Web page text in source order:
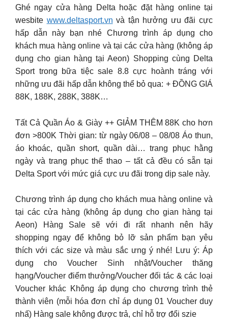
Ghé ngay cửa hàng Delta hoặc đặt hàng online tại
wesbite www.deltasport.vn và tận hưởng ưu đãi cực
hấp dẫn này bạn nhé Chương trình áp dụng cho
khách mua hàng online và tại các cửa hàng (không áp
dụng cho gian hàng tại Aeon) Shopping cùng Delta
Sport trong bữa tiệc sale 8.8 cực hoành tráng với
những ưu đãi hấp dẫn không thể bỏ qua: + ĐỒNG GIÁ
88K, 188K, 288K, 388K…
Tất Cả Quần Áo & Giày ++ GIẢM THÊM 88K cho hơn
đơn >800K Thời gian: từ ngày 06/08 – 08/08 Áo thun,
áo khoác, quần short, quần dài… trang phục hằng
ngày và trang phục thể thao – tất cả đều có sẵn tại
Delta Sport với mức giá cực ưu đãi trong dịp sale này.
Chương trình áp dụng cho khách mua hàng online và
tại các cửa hàng (không áp dụng cho gian hàng tại
Aeon) Hàng Sale sẽ với đi rất nhanh nên hãy
shopping ngay để không bỏ lỡ sản phẩm bạn yêu
thích với các size và màu sắc ưng ý nhé! Lưu ý: Áp
dụng cho Voucher Sinh nhật/Voucher thăng
hạng/Voucher điểm thưởng/Voucher đối tác & các loại
Voucher khác Không áp dụng cho chương trình thẻ
thành viên (mỗi hóa đơn chỉ áp dụng 01 Voucher duy
nhấ) Hàng sale không được trả, chỉ hỗ trợ đổi szie